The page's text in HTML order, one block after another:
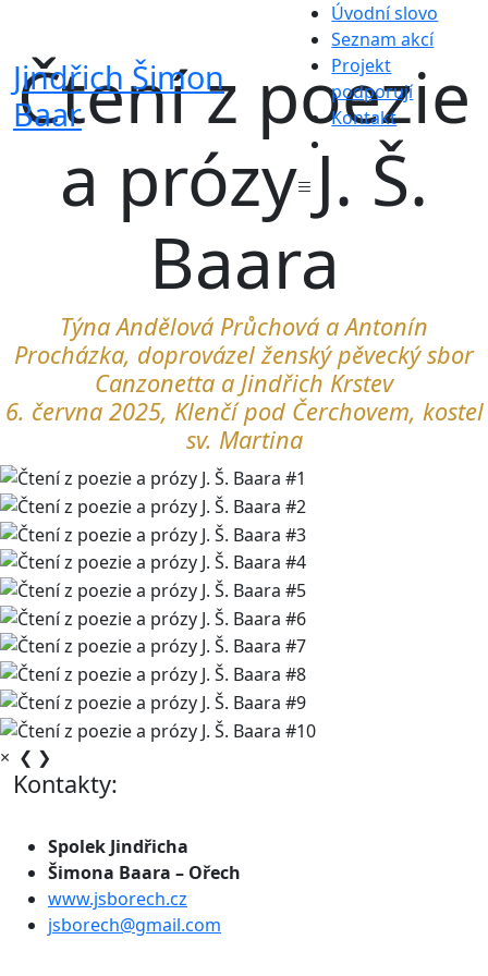
Jindřich Šimon
Baar
Úvodní slovo
Seznam akcí
Projekt
podporují
Kontakt
Čtení z poezie
a prózy J. Š.
Baara
Týna Andělová Průchová a Antonín
Procházka, doprovázel ženský pěvecký sbor
Canzonetta a Jindřich Krstev
6. června 2025, Klenčí pod Čerchovem, kostel
sv. Martina
× ❮ ❯
Kontakty:
Spolek Jindřicha
Šimona Baara – Ořech
www.jsborech.cz
jsborech@gmail.com